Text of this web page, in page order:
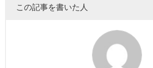
この記事を書いた人